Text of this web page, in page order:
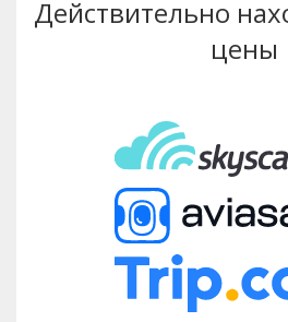
Действительно
цены